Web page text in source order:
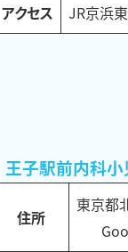
アクセス
JR京浜
王子駅前内科小
住所
東京都